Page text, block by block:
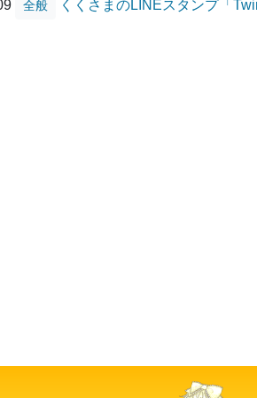
全般 くくさまのLINEスタンプ「